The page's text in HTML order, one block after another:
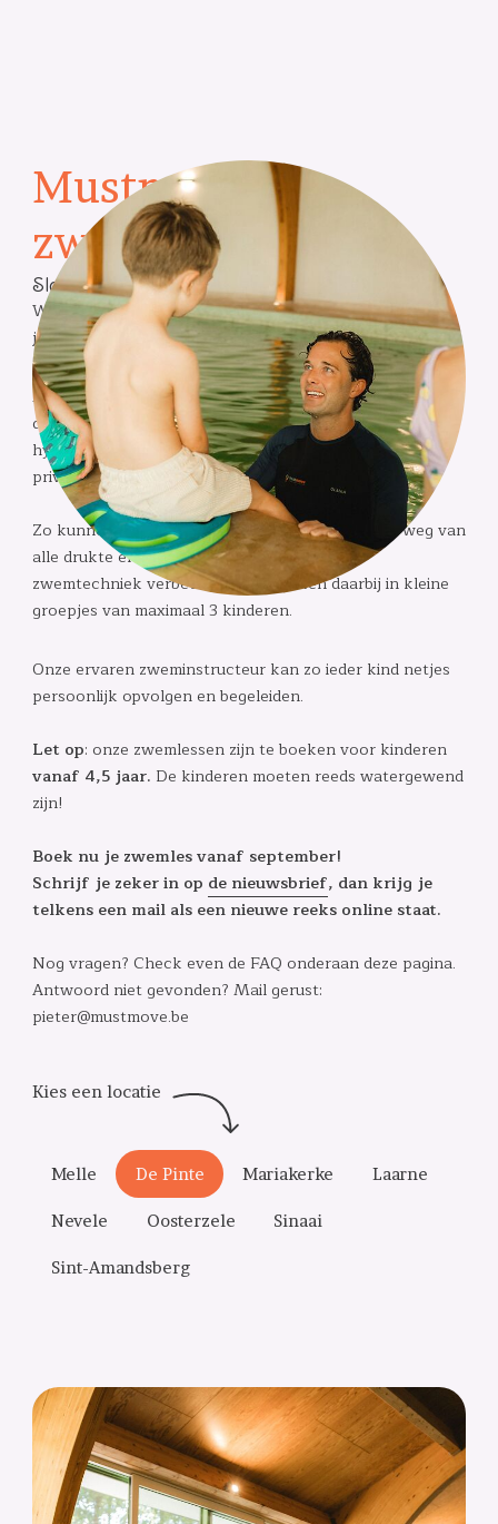
Mustmove
zwemlessen
Sla je schoolslag!
Wil je graag leren zwemmen in Gent en omstreken? Sla
je schoolslag met Mustmove!
Mustmove geeft zwemlessen op diverse fijne locaties,
die speciaal zijn geselecteerd op veiligheid, comfort en
hygiëne. We kiezen daarbij telkens bewust voor
privézwembaden.
Zo kunnen kinderen op een ontspannen manier, weg van
alle drukte en in ideale omstandigheden hun
zwemtechniek verbeteren. We werken daarbij in kleine
groepjes van maximaal 3 kinderen.
Onze ervaren zweminstructeur kan zo ieder kind netjes
persoonlijk opvolgen en begeleiden.
Let op: onze zwemlessen zijn te boeken voor kinderen
vanaf 4,5 jaar. De kinderen moeten reeds watergewend
zijn!
Boek nu je zwemles vanaf september!
Schrijf je zeker in op de nieuwsbrief, dan krijg je
telkens een mail als een nieuwe reeks online staat.
Nog vragen? Check even de FAQ onderaan deze pagina.
Antwoord niet gevonden? Mail gerust:
pieter@mustmove.be
Melle De Pinte Mariakerke Laarne
Nevele Oosterzele Sinaai
Sint-Amandsberg